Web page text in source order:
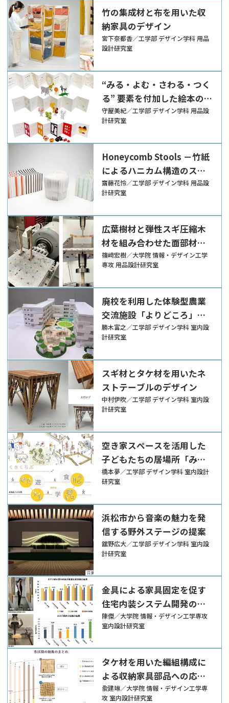
竹の集成材と布を用いた収
納家具のデザイン
宮下奈都香／工学部 デザイン学科 用品
設計研究室
“みる・よむ・さわる・つく
る” 要素を付加した絵本の
デザイン
守屋美紀／工学部 デザイン学科 用品設
計研究室
Honeycomb Stools －竹紙
によるハニカム構造のスツ
ール－
齋藤花怜／工学部 デザイン学科 用品設
計研究室
広葉樹材と弾性スギ圧縮木
材を組み合わせた面部材に
よる転倒リスク軽減家具の
開発
篠﨑宏樹／大学院 情報・デザイン工学
専攻 用品設計研究室
廃校を利用した体験型農業
交流施設「よりどころ」の
提案
勝木富之／工学部 デザイン学科 室内設
計研究室
スギ材とタケ材を用いたネ
ストテーブルのデザイン
中村伊吹／工学部 デザイン学科 室内設
計研究室
空き家スペースを活用した
子どもたちの居場所「みち
くさくらぶ」の提案
橋本夢／工学部 デザイン学科 室内設計
研究室
浜松市から音楽の魅力を発
信する野外ステージの提案
舘野広大／工学部 デザイン学科 室内設
計研究室
金具による家具固定を促す
住宅内装システム開発のた
めの基礎的研究
陳傑／大学院 情報・デザイン工学専攻
室内設計研究室
タケ材を用いた編組構成に
よる収納家具部品への応用
可能性検討
兪建琳／大学院 情報・デザイン工学専
攻 室内設計研究室